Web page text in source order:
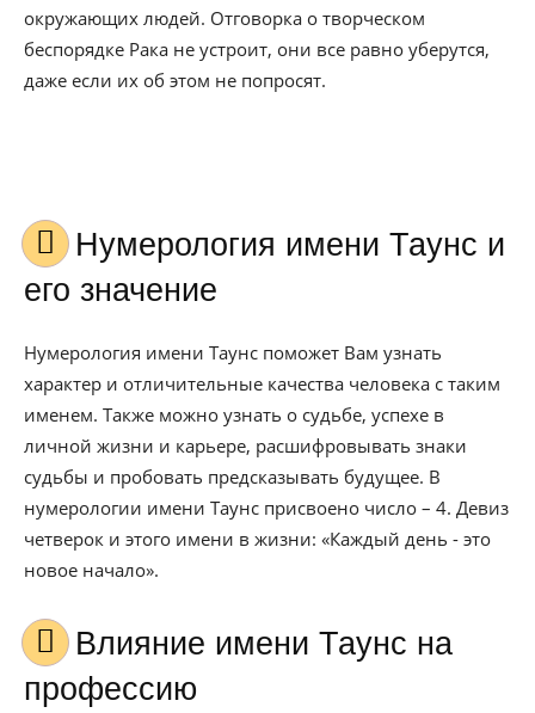
окружающих людей. Отговорка о творческом
беспорядке Рака не устроит, они все равно уберутся,
даже если их об этом не попросят.
Нумерология имени Таунс и
его значение
Нумерология имени Таунс поможет Вам узнать
характер и отличительные качества человека с таким
именем. Также можно узнать о судьбе, успехе в
личной жизни и карьере, расшифровывать знаки
судьбы и пробовать предсказывать будущее. В
нумерологии имени Таунс присвоено число – 4. Девиз
четверок и этого имени в жизни: «Каждый день - это
новое начало».
Влияние имени Таунс на
профессию